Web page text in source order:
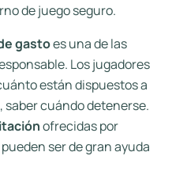
de juego seguro.
gastoes una de las
Los jugadores
están dispuestos a
cuándo detenerse.
ofrecidas por
ser de gran ayuda